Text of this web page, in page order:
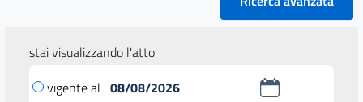
stai visualizzando l'atto
vigente al